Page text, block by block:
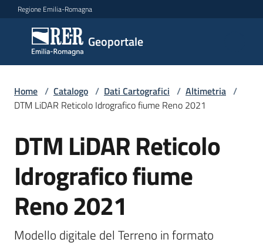
Vai al contenuto
Vai alla navigazione
Vai al footer
Regione Emilia-Romagna
Geoportale
Geoportale
Catalogo
dati,
metadati
Visualizza
dati
line
Home / Catalogo / Dati Cartografici / Altimetria /
DTM LiDAR Reticolo Idrografico fiume Reno 2021
Salta al contenuto
DTM LiDAR Reticolo
Idrografico fiume
Reno 2021
Modello digitale del Terreno in formato